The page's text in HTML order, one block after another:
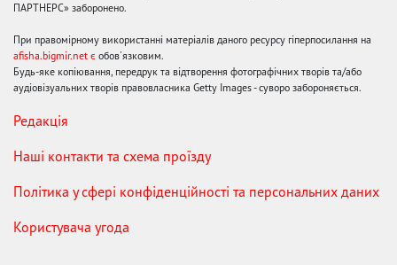
ПАРТНЕРС» заборонено.
При правомірному використанні матеріалів даного ресурсу гіперпосилання на
afisha.bigmir.net є обов'язковим.
Будь-яке копіювання, передрук та відтворення фотографічних творів та/або
аудіовізуальних творів правовласника Getty Images - суворо забороняється.
Редакція
Наші контакти та схема проїзду
Політика у сфері конфіденційності та персональних даних
Користувача угода